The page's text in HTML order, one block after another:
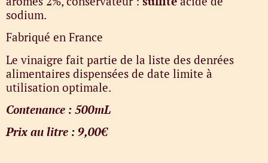
sodium.
Fabriqué en France
Le vinaigre fait partie de la liste des denrées
alimentaires dispensées de date limite à
utilisation optimale.
Contenance : 500mL
Prix au litre : 9,00€